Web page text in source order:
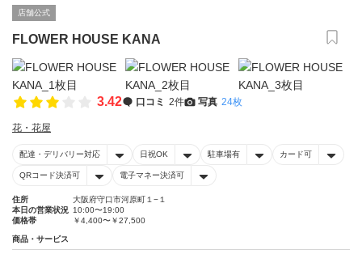
店舗公式
FLOWER HOUSE KANA
3.42 口コミ 2件 写真 24枚
花・花屋
配達・デリバリー対応 日祝OK 駐車場有 カード可
QRコード決済可 電子マネー決済可
住所
大阪府守口市河原町１−１
本日の営業状況 10:00〜19:00
価格帯
￥4,400〜￥27,500
商品・サービス